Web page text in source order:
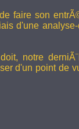
faire son
d'une
notre
d'un point de